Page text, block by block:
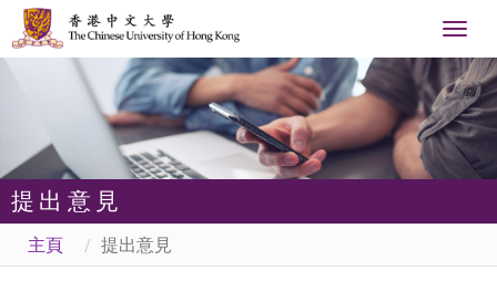
提出意見
主頁 提出意見